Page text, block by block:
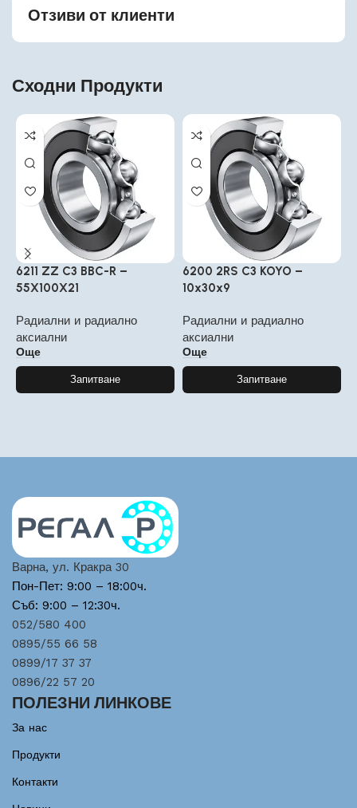
Отзиви от клиенти
Сходни Продукти
6211 ZZ C3 BBC-R –
55X100X21
Радиални и радиално
аксиални
Още
Запитване
6200 2RS C3 KOYO –
10x30x9
Радиални и радиално
аксиални
Още
Запитване
Варна, ул. Кракра 30
Пон-Пет: 9:00 – 18:00ч.
Съб: 9:00 – 12:30ч.
052/580 400
0895/55 66 58
0899/17 37 37
0896/22 57 20
ПОЛЕЗНИ ЛИНКОВЕ
За нас
Продукти
Контакти